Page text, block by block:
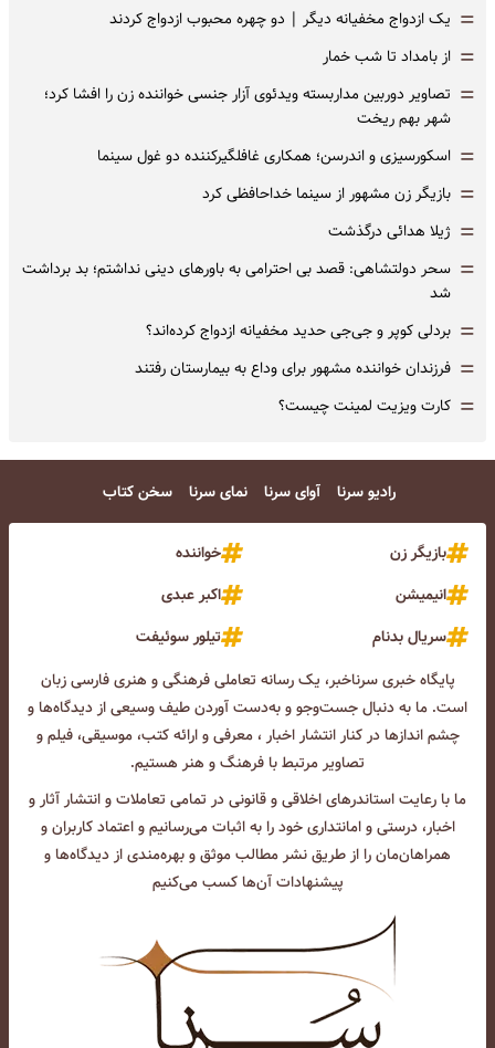
= یک ازدواج مخفیانه دیگر | دو چهره محبوب ازدواج کردند
= از بامداد تا شب خمار
= تصاویر دوربین مداربسته ویدئوی آزار جنسی خواننده زن را افشا کرد؛
شهر بهم ریخت
= اسکورسیزی و اندرسن؛ همکاری غافلگیرکننده دو غول سینما
= بازیگر زن مشهور از سینما خداحافظی کرد
= ژیلا هدائی درگذشت
= سحر دولتشاهی: قصد بی احترامی به باورهای دینی نداشتم؛ بد برداشت
شد
= بردلی کوپر و جی‌جی حدید مخفیانه ازدواج کرده‌اند؟
= فرزندان خواننده مشهور برای وداع به بیمارستان رفتند
= کارت ویزیت لمینت چیست؟
رادیو سرنا آوای سرنا نمای سرنا سخن کتاب
بازیگر زن
خواننده
انیمیشن
اکبر عبدی
سریال بدنام
تیلور سوئیفت
پایگاه خبری سرناخبر، یک رسانه تعاملی فرهنگی و هنری فارسی زبان
است. ما به دنبال جست‌و‌جو و به‌دست آوردن طیف وسیعی از دیدگاه‌ها و
چشم انداز‌ها در کنار انتشار اخبار ، معرفی و ارائه کتب، موسیقی، فیلم و
تصاویر مرتبط با فرهنگ و هنر هستیم.
ما با رعایت استاندرهای اخلاقی و قانونی در تمامی تعاملات و انتشار آثار و
اخبار، درستی و امانتداری خود را به اثبات می‌رسانیم و اعتماد کاربران و
همراهان‌مان را از طریق نشر مطالب موثق و بهره‌مندی از دیدگاه‌ها و
پیشنهادات آن‌ها کسب می‌کنیم